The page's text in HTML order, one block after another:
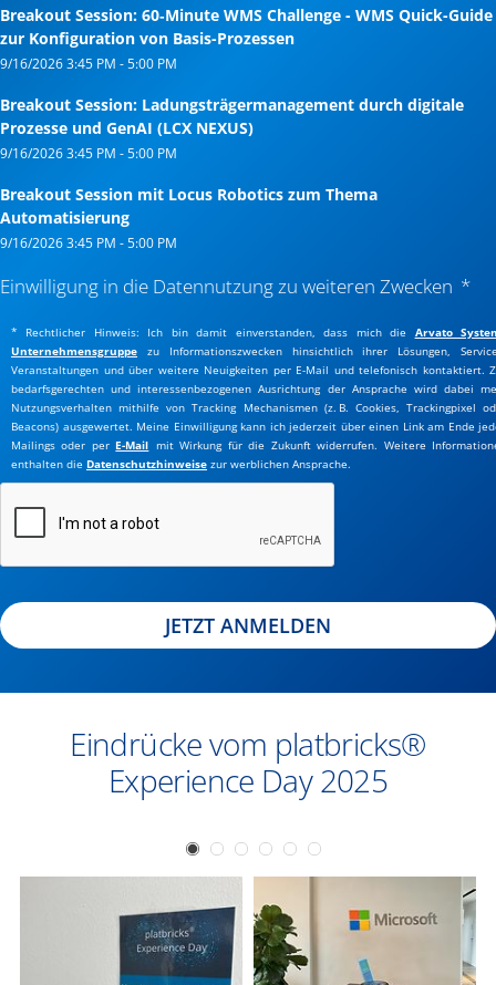
Breakout Session: 60‑Minute WMS Challenge - WMS Quick-Guide
zur Konfiguration von Basis-Prozessen
9/16/20263:45 PM -5:00 PM
Breakout Session: Ladungsträgermanagement durch digitale
Prozesse und GenAI (LCX NEXUS)
9/16/20263:45 PM -5:00 PM
Breakout Session mit Locus Robotics zum Thema
Automatisierung
9/16/20263:45 PM -5:00 PM
Einwilligung in die Datennutzung zu weiteren Zwecken
* Rechtlicher Hinweis: Ich bin damit einverstanden, dass mich die Arvato
Unternehmensgruppe zu Informationszwecken hinsichtlich ihrer Lösungen,
Veranstaltungen und über weitere Neuigkeiten per E-Mail und telefonisch kontaktiert.
bedarfsgerechten und interessenbezogenen Ausrichtung der Ansprache wird dabei
Nutzungsverhalten mithilfe von Tracking Mechanismen (z. B. Cookies, Trackingpixel
Beacons) ausgewertet. Meine Einwilligung kann ich jederzeit über einen Link am Ende
Mailings oder perE-Mail mit Wirkung für die Zukunft widerrufen. Weitere
enthalten die Datenschutzhinweise zur werblichen Ansprache.
JETZT ANMELDEN
Eindrücke vom platbricks®
Experience Day 2025